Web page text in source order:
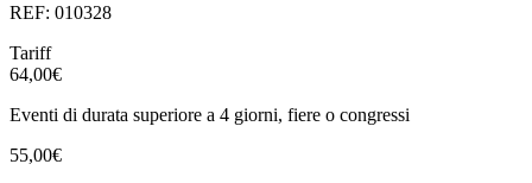
REF: 010328
Tariff
64,00€
Eventi di durata superiore a 4 giorni, fiere o congressi
55,00€